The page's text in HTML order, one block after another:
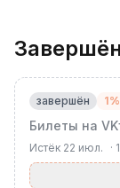
завершён 1%
Билеты на
Истёк 22 июл. · 1